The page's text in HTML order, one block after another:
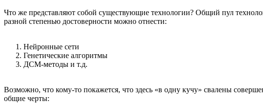
Что же представляют собой существующие технологии? Общий пул
разной степенью достоверности можно отнести:
Нейронные сети
Генетические алгоритмы
ДСМ-методы и т.д.
Возможно, что кому-то покажется, что здесь «в одну кучу» свалены
общие черты: